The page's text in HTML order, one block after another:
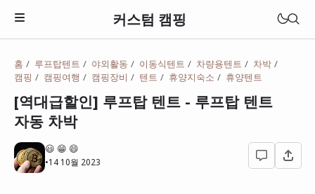
커스텀 캠핑
텐트
원터치 텐트
돔텐트
타프
홈 루프탑텐트 야외활동 이동식텐트 차량용텐트
차박
캠핑
캠핑여행 캠핑장비 텐트 휴양지숙소 휴양텐트
[역대급할인] 루프탑 텐트 - 루프탑 텐트
자동 차박
😃 😁 😄
•14 10월 2023